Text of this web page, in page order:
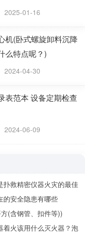
主要用于校正其它
用的温度计，主要
温度计、医用温度计
。严禁超量程使用
泡应完全浸入液体
玻璃泡应在液面以
于蒸馏烧瓶支管。
搅拌。用完后应擦
。
2025-01-16
机(卧式螺旋卸料沉降
么特点呢？)
2024-04-30
表范本 设备定期检查
2024-06-09
扑救精密仪器火灾的最佳
的安全隐患有哪些
(含钢管、扣件等))
着火该用什么灭火器？泡